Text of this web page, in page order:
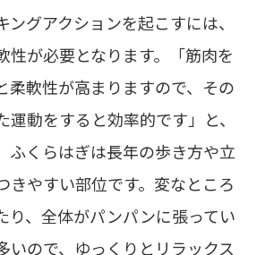
グアクションを起こすには、
性が必要となります。「筋肉を
柔軟性が高まりますので、その
動をすると効率的です」と、
ふくらはぎは長年の歩き方や立
きやすい部位です。変なところ
り、全体がパンパンに張ってい
いので、ゆっくりとリラックス